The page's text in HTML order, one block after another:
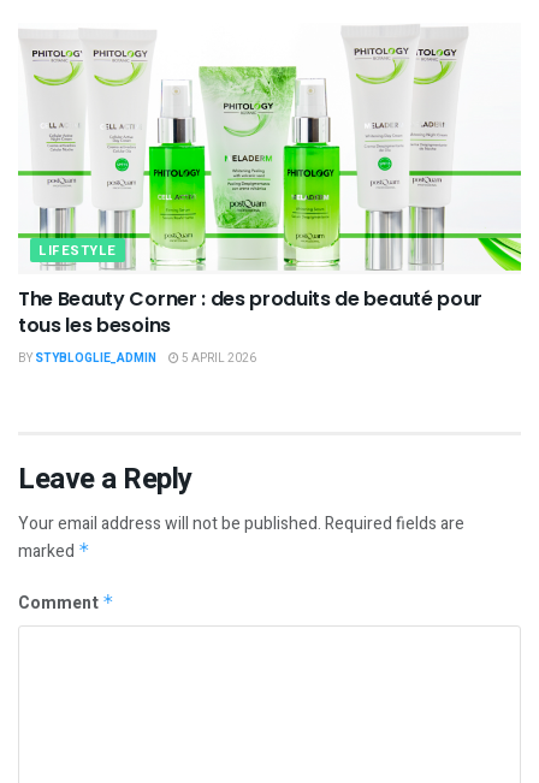
LIFESTYLE
The Beauty Corner : des produits de beauté pour
tous les besoins
BY STYBLOGLIE_ADMIN 5 APRIL 2026
Leave a Reply
Your email address will not be published.Required fields are
marked *
Comment *